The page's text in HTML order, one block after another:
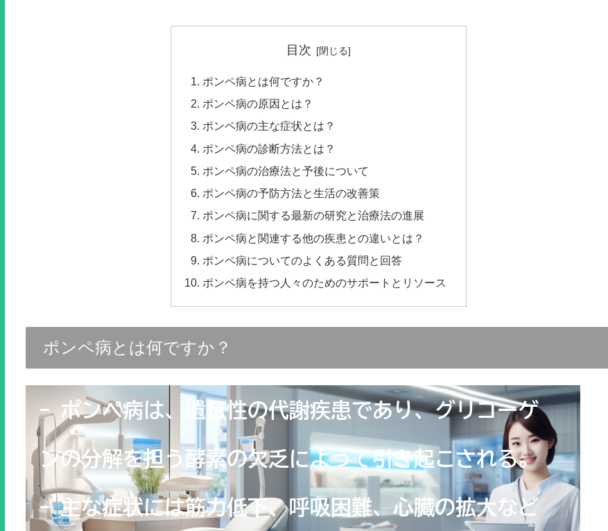
目次
ポンペ病とは何ですか？
ポンペ病の原因とは？
ポンペ病の主な症状とは？
ポンペ病の診断方法とは？
ポンペ病の治療法と予後について
ポンペ病の予防方法と生活の改善策
ポンペ病に関する最新の研究と治療法の進展
ポンペ病と関連する他の疾患との違いとは？
ポンペ病についてのよくある質問と回答
ポンペ病を持つ人々のためのサポートとリソース
ポンペ病とは何ですか？